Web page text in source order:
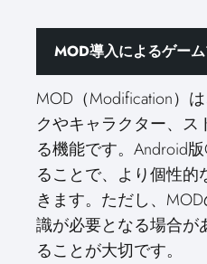
MOD導入によるゲー
MOD（Modification）
クやキャラクター、
る機能です。Android
ることで、より個性
きます。ただし、
識が必要となる場合が
ることが大切です。